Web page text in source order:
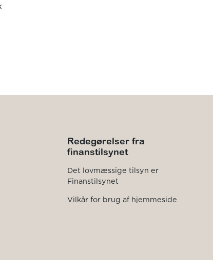
Redegørelser fra
finanstilsynet
Det lovmæssige tilsyn er
Finanstilsynet
Vilkår for brug af hjemmeside